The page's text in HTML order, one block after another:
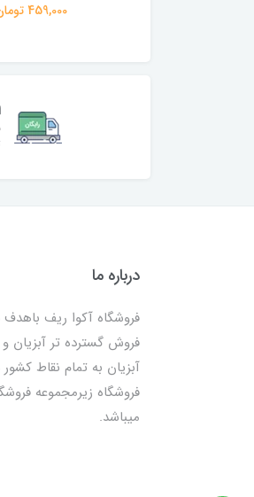
459,000 تومان
درباره ما
فروشگاه آکوا ریف
فروش گسترده تر آبزیان
فروشگاه زیرمجموعه
میباشد.